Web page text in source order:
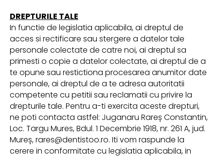
DREPTURILE TALE
In functie de legislatia aplicabila, ai dreptul de
acces si rectificare sau stergere a datelor tale
personale colectate de catre noi, ai dreptul sa
primesti o copie a datelor colectate, ai dreptul de a
te opune sau restictiona procesarea anumitor date
personale, ai dreptul de a te adresa autoritatii
competente cu petitii sau reclamatii cu privire la
drepturile tale. Pentru a-ti exercita aceste drepturi,
ne poti contacta astfel: Juganaru Rareș Constantin,
Loc. Targu Mures, Bdul. 1 Decembrie 1918, nr. 261 A, jud.
Mureș, rares@dentistoo.ro. Iti vom raspunde la
cerere in conformitate cu legislatia aplicabila, in